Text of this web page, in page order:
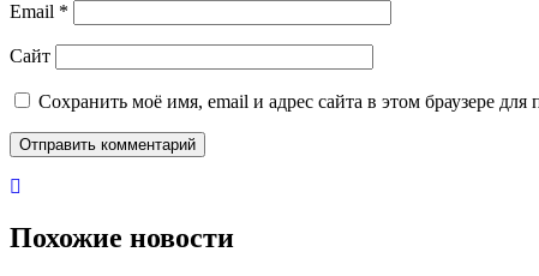
Email *
Сайт
Сохранить моё имя, email и адрес сайта в этом браузере
Похожие новости